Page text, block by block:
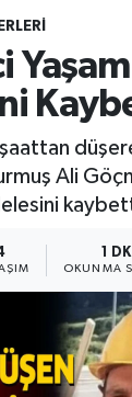
Yaşam
Ali
1 DK
OKUNMA